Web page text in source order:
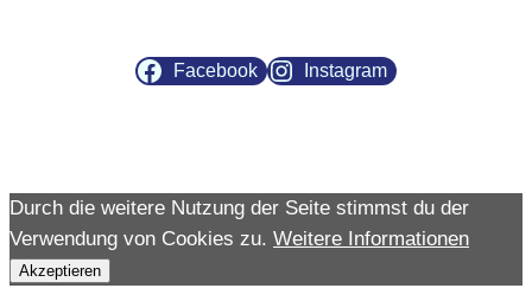
Facebook Instagram
Durch die weitere Nutzung der Seite stimmst du der
Verwendung von Cookies zu. Weitere Informationen
Akzeptieren